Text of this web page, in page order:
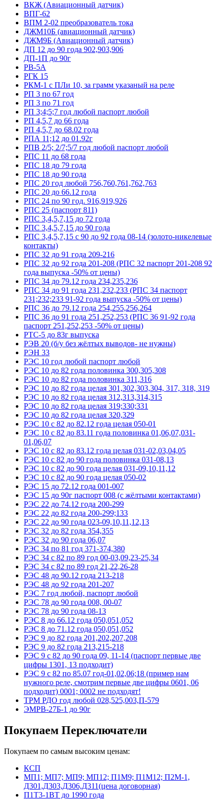
ВКЖ (Авиационный датчик)
ВПГ-62
ВПМ 2-02 преобразователь тока
ДЖМ10Б (авиационный датчик)
ДЖМ9Б (Авиационный датчик)
ДП 12 до 90 года 902,903,906
ДП-1П до 90г
РВ-5А
РГК 15
РКМ-1 с ПЛи 10, за грамм указаный на реле
РП 3 по 67 год
РП 3 по 71 год
РП 3;4;5;7 год любой паспорт любой
РП 4,5,7 до 66 года
РП 4,5,7 до 68.02 года
РПА 11;12 до 01.92г
РПВ 2/5; 2/7;5/7 год любой паспорт любой
РПС 11 до 68 года
РПС 18 до 79 года
РПС 18 до 90 года
РПС 20 год любой 756,760,761,762,763
РПС 20 до 66.12 года
РПС 24 по 90 год. 916,919,926
РПС 25 (паспорт 811)
РПС 3,4,5,7,15 до 72 года
РПС 3,4,5,7,15 до 90 года
РПС 3,4,5,7,15 с 90 до 92 года 08-14 (золото-никелевые
контакты)
РПС 32 до 91 года 209-216
РПС 32 до 92 года 201-208 (РПС 32 паспорт 201-208 92
года выпуска -50% от цены)
РПС 34 до 79.12 года 234,235,236
РПС 34 до 91 года 231,232,233 (РПС 34 паспорт
231;232;233 91-92 года выпуска -50% от цены)
РПС 36 до 79.12 года 254,255,256,264
РПС 36 до 91 года 251,252,253 (РПС 36 91-92 года
паспорт 251,252,253 -50% от цены)
РТС-5 до 83г выпуска
РЭВ 20 (б/у без жёлтых выводов- не нужны)
РЭН 33
РЭС 10 год любой паспорт любой
РЭС 10 до 82 года половинка 300,305,308
РЭС 10 до 82 года половинка 311,316
РЭС 10 до 82 года целая 301,302,303,304, 317, 318, 319
РЭС 10 до 82 года целая 312,313,314,315
РЭС 10 до 82 года целая 319;330;331
РЭС 10 до 82 года целая 320,329
РЭС 10 с 82 до 82.12 года целая 050-01
РЭС 10 с 82 до 83.11 года половинка 01,06,07,031-
01,06,07
РЭС 10 с 82 до 83.12 года целая 031-02,03,04,05
РЭС 10 с 82 до 90 года половинка 031-08,13
РЭС 10 с 82 до 90 года целая 031-09,10,11,12
РЭС 10 с 82 до 90 года целая 050-02
РЭС 15 до 72.12 года 001-007
РЭС 15 до 90г паспорт 008 (с жёлтыми контактами)
РЭС 22 до 74.12 года 200-299
РЭС 22 до 82 года 200-299;133
РЭС 22 до 90 года 023-09,10,11,12,13
РЭС 32 до 82 года 354,355
РЭС 32 до 90 года 06,07
РЭС 34 по 81 год 371-374,380
РЭС 34 с 82 по 89 год 00-03,09,23-25,34
РЭС 34 с 82 по 89 год 21,22,26-28
РЭС 48 до 90.12 года 213-218
РЭС 48 до 92 года 201-207
РЭС 7 год любой, паспорт любой
РЭС 78 до 90 года 008, 00-07
РЭС 78 до 90 года 08-13
РЭС 8 до 66.12 года 050,051,052
РЭС 8 до 71.12 года 050,051,052
РЭС 9 до 82 года 201,202,207,208
РЭС 9 до 82 года 213,215-218
РЭС 9 с 82 до 90 года 09, 11-14 (паспорт первые две
цифры 1301, 13 подходит)
РЭС 9 с 82 по 85.07 год-01,02,06;18 (пример нам
нужного реле, смотрим первые две цифры 0601, 06
подходит) 0001; 0002 не подходят!
ТРМ РДО год любой 028,525,003,П-579
ЭМРВ-27Б-1 до 90г
Покупаем Переключатели
Покупаем по самым высоким ценам:
КСП
МП1; МП7; МП9; МП12; П1М9; П1М12; П2М-1,
Д301,Д303,Д306,Д311(цена договорная)
П1Т3-1ВТ до 1990 года